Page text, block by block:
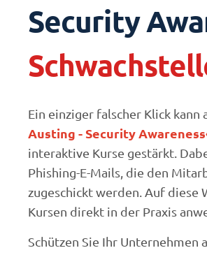
Security
Ein einziger falscher Klick
Austing - Security
interaktive Kurse gestärkt.
Phishing-E-Mails, die den
zugeschickt werden. Auf diese
Kursen direkt in der Praxis
Schützen Sie Ihr Unternehmen